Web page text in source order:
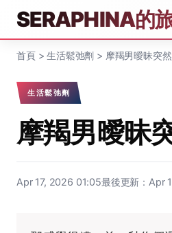
SERAPHINA的
首頁>生活鬆弛劑 > 摩羯男曖昧突
生活鬆弛劑
摩羯男曖昧
Apr 17, 2026 01:05最後更新：Apr